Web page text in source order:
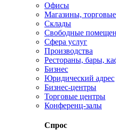
Офисы
Магазины,
Склады
Свободные
Сфера услуг
Производства
Рестораны, бары,
Бизнес
Юридический адрес
Бизнес-центры
Торговые центры
Конференц-залы
Спрос